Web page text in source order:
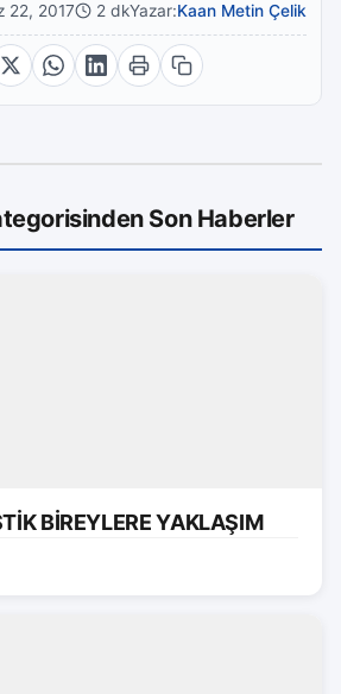
22, 2017 2 dkYazar:Kaan Metin Çelik
Son Haberler
BİREYLERE YAKLAŞIM